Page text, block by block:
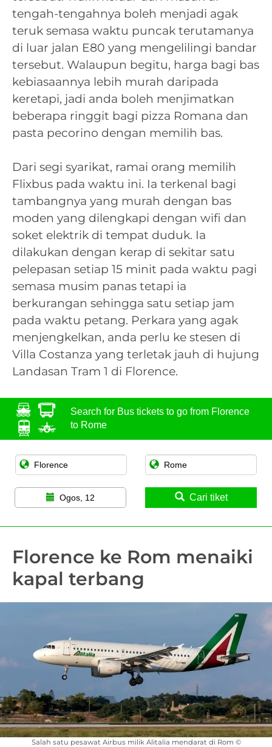
tengah-tengahnya boleh menjadi agak
teruk semasa waktu puncak terutamanya
di luar jalan E80 yang mengelilingi bandar
tersebut. Walaupun begitu, harga bagi bas
kebiasaannya lebih murah daripada
keretapi, jadi anda boleh menjimatkan
beberapa ringgit bagi pizza Romana dan
pasta pecorino dengan memilih bas.
Dari segi syarikat, ramai orang memilih
Flixbus pada waktu ini. Ia terkenal bagi
tambangnya yang murah dengan bas
moden yang dilengkapi dengan wifi dan
soket elektrik di tempat duduk. Ia
dilakukan dengan kerap di sekitar satu
pelepasan setiap 15 minit pada waktu pagi
semasa musim panas tetapi ia
berkurangan sehingga satu setiap jam
pada waktu petang. Perkara yang agak
menjengkelkan, anda perlu ke stesen di
Villa Costanza yang terletak jauh di hujung
Landasan Tram 1 di Florence.
Search for Bus tickets to go from Florence
to Rome
Ogos, 12 Cari tiket
Florence ke Rom menaiki
kapal terbang
Salah satu pesawat Airbus milik Alitalia mendarat di Rom ©